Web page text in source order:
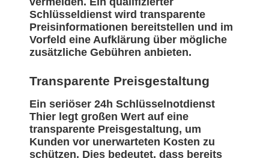
Schlüsseldienst wird transparente
Preisinformationen bereitstellen und im
Vorfeld eine Aufklärung über mögliche
zusätzliche Gebühren anbieten.
Transparente Preisgestaltung
Ein seriöser 24h Schlüsselnotdienst
Thier legt großen Wert auf eine
transparente Preisgestaltung, um
Kunden vor unerwarteten Kosten zu
schützen. Dies bedeutet, dass bereits